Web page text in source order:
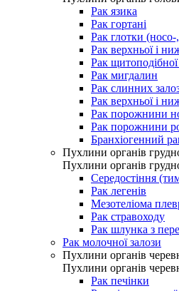
Рак язика
Рак гортані
Рак глотки
Рак верхньої і
Рак щитоподібної
Рак мигдалин
Рак слинних
Рак верхньої і
Рак порожнини
Рак порожнини
Бранхіогенний
Пухлини органів
Пухлини органів
Середостіння
Рак легенів
Мезотеліома
Рак стравоходу
Рак шлунка з
Рак молочної залози
Пухлини органів
Пухлини органів
Рак печінки